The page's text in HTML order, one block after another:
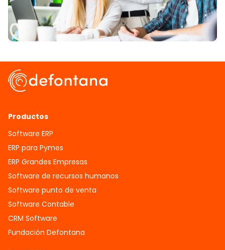
Productos
Software ERP
ERP para Pymes
ERP Grandes Empresas
Software de recursos humanos
Software punto de venta
Software Contable
CRM Software
Fundación Defontana